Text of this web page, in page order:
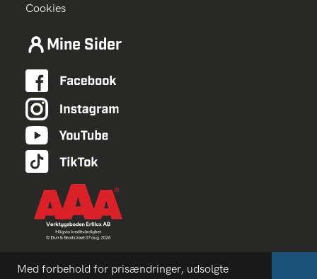
Cookies
Mine Sider
Med forbehold for prisændringer, udsolgte